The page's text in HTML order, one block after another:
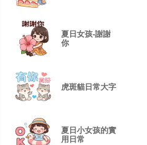
夏日女孩-謝謝
你
虎斑貓日常大字
夏日小女孩的實
用日常